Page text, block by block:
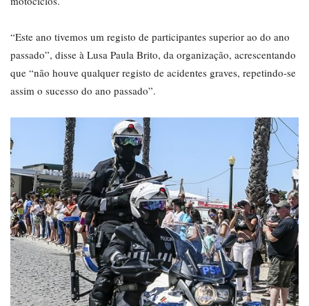
“Este ano tivemos um registo de participantes superior ao do ano
passado”, disse à Lusa Paula Brito, da organização, acrescentando
que “não houve qualquer registo de acidentes graves, repetindo-se
assim o sucesso do ano passado”.